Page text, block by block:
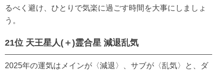
るべく避け、ひとりで気楽に過ごす時間を大事にしましょ
う。
21位 天王星人(＋)霊合星 減退乱気
2025年の運気はメインが〈減退〉、サブが〈乱気〉と、ダ